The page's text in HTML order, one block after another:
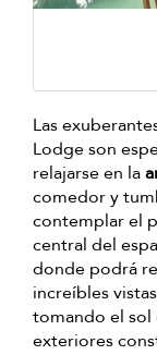
Las
Lodge son
relajarse en la
comedor y
contemplar el
central del
donde podrá
increíbles
tomando el sol
exteriores